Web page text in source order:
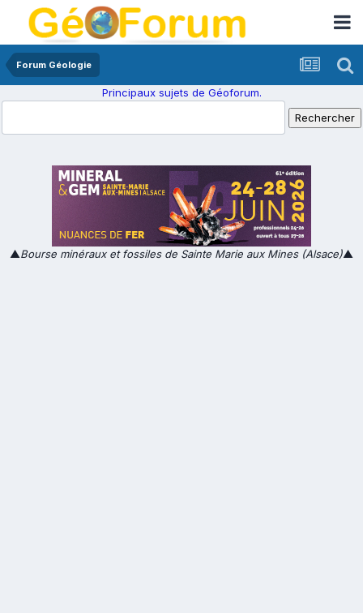
Forum Géologie
Principaux sujets de Géoforum.
▲Bourse minéraux et fossiles de Sainte Marie aux Mines (Alsace)▲